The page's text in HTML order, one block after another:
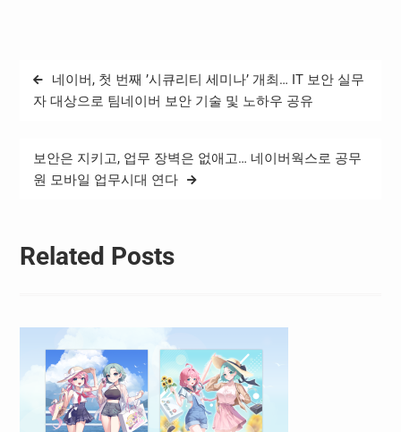
료로 열람할 수 있는 ‘타임딜
혜택’과 회차 무관하게 총 3
구성됐다. 프로모션 혜택은
네이버 시리즈 접속 시 누구
나 이용할 수 있다.…
글
탐
네이버, 첫 번째 ’시큐리티 세미나’ 개최… IT 보안 실무
자 대상으로 팀네이버 보안 기술 및 노하우 공유
보안은 지키고, 업무 장벽은 없애고… 네이버웍스로 공무
원 모바일 업무시대 연다
Related Posts